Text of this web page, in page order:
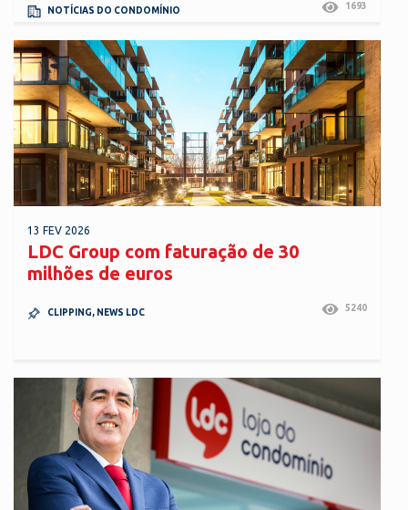
NOTÍCIAS DO CONDOMÍNIO 1693
13 FEV 2026
LDC Group com faturação de 30
milhões de euros
CLIPPING, NEWS LDC 5240